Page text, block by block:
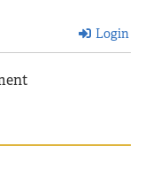
Login